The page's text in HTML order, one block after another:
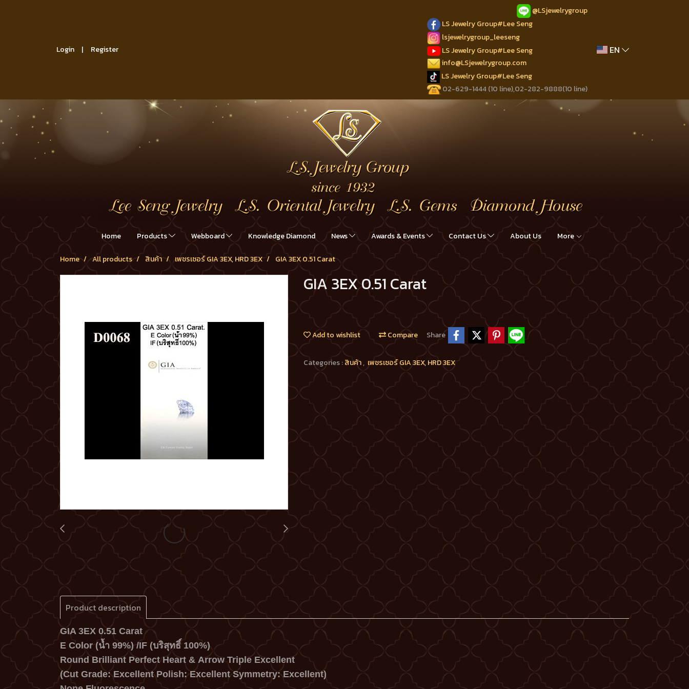
Login Register
@LSjewelrygroup
LS Jewelry Group#Lee Seng
lsjewelrygroup_leeseng
LS Jewelry Group#Lee Seng
info@LSjewelrygroup.com
LS Jewelry Group#Lee Seng
02-629-1444 (10 line),02-282-9888(10 line)
EN
Home Products Webboard Knowledge Diamond News Awards & Events Contact Us About Us More
Home All products สินค้า เพชรเซอร์ GIA 3EX, HRD 3EX GIA 3EX 0.51 Carat
GIA 3EX 0.51 Carat
Add to wishlist Compare Share
Categories :สินค้า, เพชรเซอร์ GIA 3EX, HRD 3EX
Product description
GIA 3EX 0.51 Carat
E Color (น้ำ 99%) /IF (บริสุทธิ์ 100%)
Round Brilliant Perfect Heart & Arrow Triple Excellent
(Cut Grade: Excellent Polish: Excellent Symmetry: Excellent)